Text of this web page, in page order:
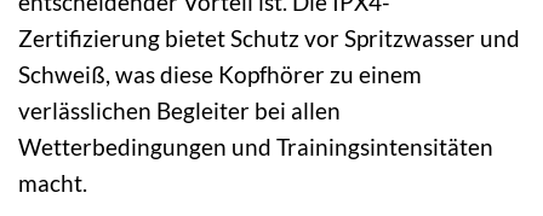
Zertifizierung bietet Schutz vor Spritzwasser und
Schweiß, was diese Kopfhörer zu einem
verlässlichen Begleiter bei allen
Wetterbedingungen und Trainingsintensitäten
macht.